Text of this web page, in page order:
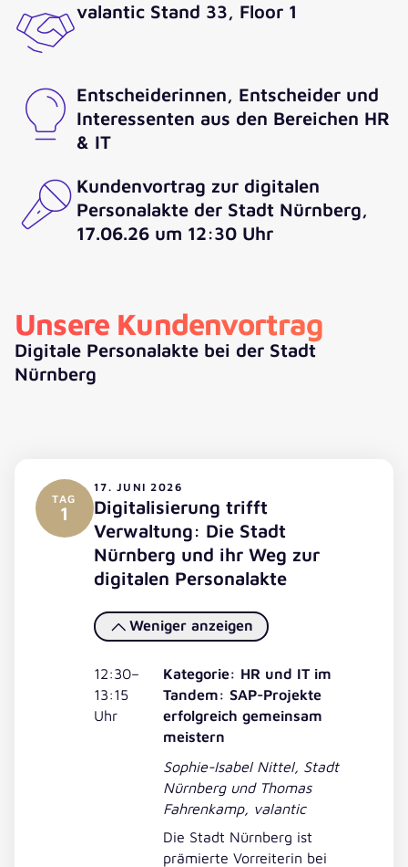
valantic Stand 33, Floor 1
Entscheiderinnen, Entscheider und
Interessenten aus den Bereichen HR
& IT
Kundenvortrag zur digitalen
Personalakte der Stadt Nürnberg,
17.06.26 um 12:30 Uhr
Unsere Kundenvortrag
Digitale Personalakte bei der Stadt
Nürnberg
TAG
1
17. JUNI 2026
Digitalisierung trifft
Verwaltung: Die Stadt
Nürnberg und ihr Weg zur
digitalen Personalakte
Weniger anzeigen
12:30–
13:15
Uhr
Kategorie: HR und IT im
Tandem: SAP-Projekte
erfolgreich gemeinsam
meistern
Sophie-Isabel Nittel, Stadt
Nürnberg und Thomas
Fahrenkamp, valantic
Die Stadt Nürnberg ist
prämierte Vorreiterin bei